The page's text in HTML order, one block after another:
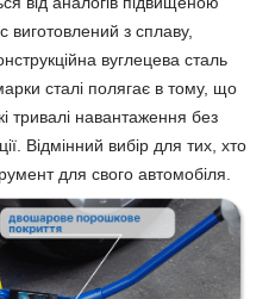
виготовлений з сплаву,
вуглецева сталь
сталі полягає в тому, що
тривалі навантаження без
Відмінний вибір для тих, хто
для свого автомобіля.